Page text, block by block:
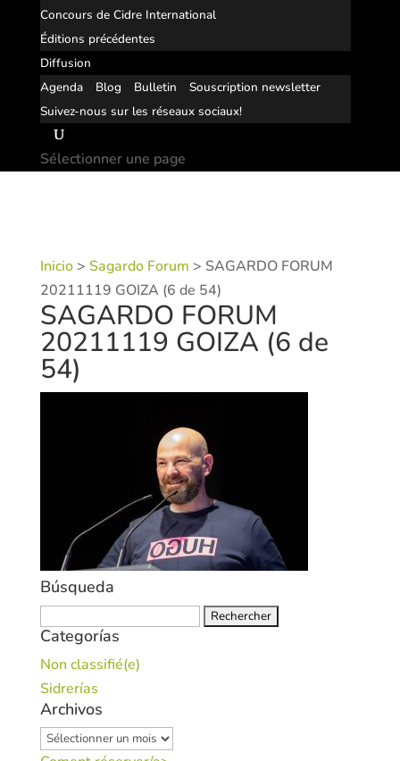
Concours de Cidre International
Éditions précédentes
Diffusion
Agenda
Blog Bulletin
Souscription newsletter
Suivez-nous sur les réseaux sociaux!
Sélectionner une page
Inicio> Sagardo Forum > SAGARDO FORUM
20211119 GOIZA (6 de 54)
SAGARDO FORUM
20211119 GOIZA (6 de
54)
Búsqueda
Categorías
Non classifié(e)
Sidrerías
Archivos
Archivos